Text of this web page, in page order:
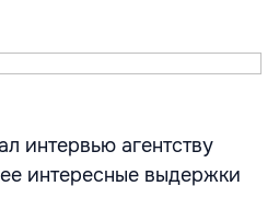
интервью агентству
интересные выдержки